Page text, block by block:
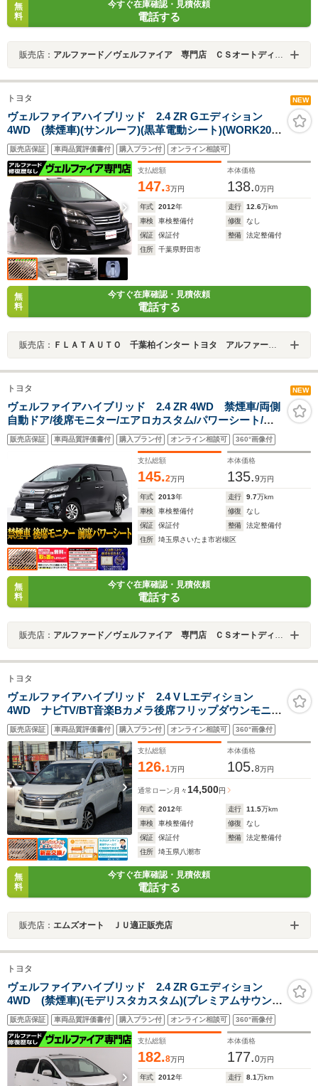
無
料
今すぐ在庫確認・見積依頼
電話する
販売店： アルファード／ヴェルファイア 専門店 ＣＳオートディーラー ２０系３０系４０系アルファード／ヴェルファイア 中古車専門店
トヨタ NEW
ヴェルファイアハイブリッド 2.4 ZR Gエディション
4WD (禁煙車)(サンルーフ)(黒革電動シート)(WORK20イ
ンチアルミ&LD)(モデリスタカスタム)(プレミアムサウン
ド)純正8インチナビ リアエンターシステム 全周囲カメ
ラ シートヒーター&メモリー
販売店保証 車両品質評価書付 購入プラン付 オンライン相談可
支払総額
147.3万円
本体価格
138.0万円
年式 2012年 走行 12.6万km
車検
車検整備付 修復
なし
保証
保証付 整備
法定整備付
住所
千葉県野田市
無
料
今すぐ在庫確認・見積依頼
電話する
販売店： ＦＬＡＴＡＵＴＯ 千葉柏インター トヨタ アルファード・ヴェルファイア修復歴なし専門店
トヨタ NEW
ヴェルファイアハイブリッド 2.4 ZR 4WD 禁煙車/両側
自動ドア/後席モニター/エアロカスタム/パワーシート/シ
ートメモリー/純正HDDナビ/バックカメラ/コンビハンド
ル/クルーズコントロール/クリアランスソナー/ビルトイン
販売店保証 車両品質評価書付 購入プラン付 オンライン相談可 360°画像付
支払総額
145.2万円
本体価格
135.9万円
年式 2013年 走行 9.7万km
車検
車検整備付 修復
なし
保証
保証付 整備
法定整備付
住所
埼玉県さいたま市岩槻区
無
料
今すぐ在庫確認・見積依頼
電話する
販売店： アルファード／ヴェルファイア 専門店 ＣＳオートディーラー ２０系３０系４０系アルファード／ヴェルファイア 中古車専門店
トヨタ
ヴェルファイアハイブリッド 2.4 V Lエディション
4WD ナビTV/BT音楽Bカメラ後席フリップダウンモニタ
ー/両側パワースライドドア/パワーバックドア/ヒーター付
き本革シート/オットマン/Wサンルーフ/クルーズコントロ
ール/スマートキー/記録簿付き/
販売店保証 車両品質評価書付 購入プラン付 オンライン相談可 360°画像付
支払総額
126.1万円
本体価格
105.8万円
通常ローン 月々 14,500円
年式 2012年 走行 11.5万km
車検
車検整備付 修復
なし
保証
保証付 整備
法定整備付
住所
埼玉県八潮市
無
料
今すぐ在庫確認・見積依頼
電話する
販売店： エムズオート ＪＵ適正販売店
トヨタ
ヴェルファイアハイブリッド 2.4 ZR Gエディション
4WD (禁煙車)(モデリスタカスタム)(プレミアムサウン
ド)(純正8インチナビ) リアエンターシステム ETC サ
ンルーフ 黒革電動シート シートヒーター&メモリー
プリクラッシュ レーダークルーズ LKA
販売店保証 車両品質評価書付 購入プラン付 オンライン相談可 360°画像付
支払総額
182.8万円
本体価格
177.0万円
年式 2012年 走行 8.1万km